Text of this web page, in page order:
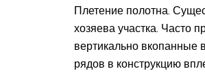
Плетение полотна.
хозяева участка. Часто
вертикально вкопанные
рядов в конструкцию